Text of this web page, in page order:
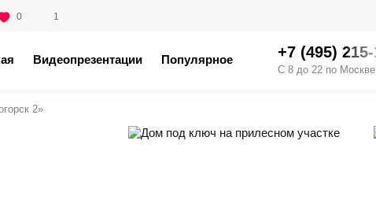
0 1
Видеопрезентации Популярное +7 (495) 215-
С 8 до 22 по Москве
2»